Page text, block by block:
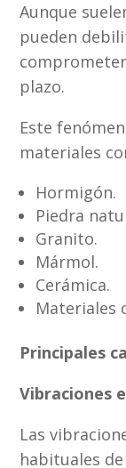
Aunque
pueden
plazo.
Este
materiales
Hormigón.
Piedra
Granito.
Mármol.
Cerámica.
Materiales
Principales
Vibraciones
Las
habituales